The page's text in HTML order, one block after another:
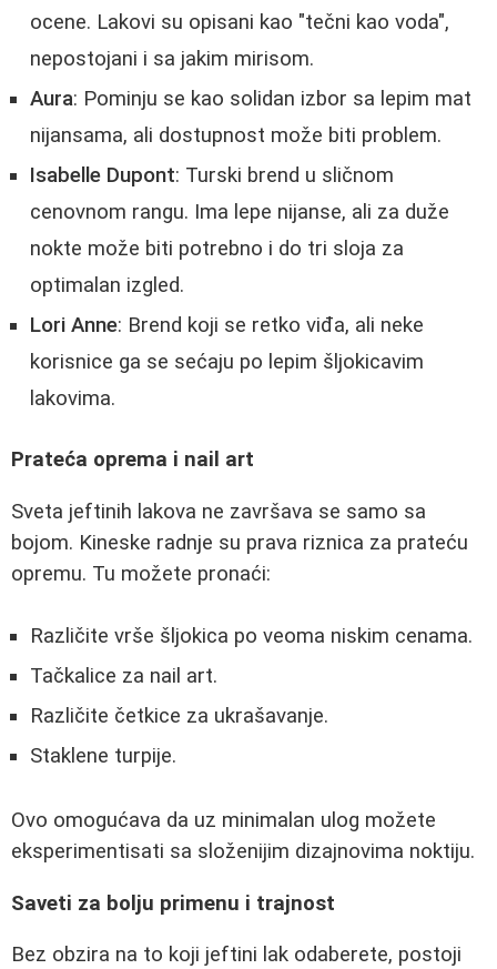
ocene. Lakovi su opisani kao "tečni kao voda",
nepostojani i sa jakim mirisom.
Aura: Pominju se kao solidan izbor sa lepim mat
nijansama, ali dostupnost može biti problem.
Isabelle Dupont: Turski brend u sličnom
cenovnom rangu. Ima lepe nijanse, ali za duže
nokte može biti potrebno i do tri sloja za
optimalan izgled.
Lori Anne: Brend koji se retko viđa, ali neke
korisnice ga se sećaju po lepim šljokicavim
lakovima.
Prateća oprema i nail art
Sveta jeftinih lakova ne završava se samo sa
bojom. Kineske radnje su prava riznica za prateću
opremu. Tu možete pronaći:
Različite vrše šljokica po veoma niskim cenama.
Tačkalice za nail art.
Različite četkice za ukrašavanje.
Staklene turpije.
Ovo omogućava da uz minimalan ulog možete
eksperimentisati sa složenijim dizajnovima noktiju.
Saveti za bolju primenu i trajnost
Bez obzira na to koji jeftini lak odaberete, postoji